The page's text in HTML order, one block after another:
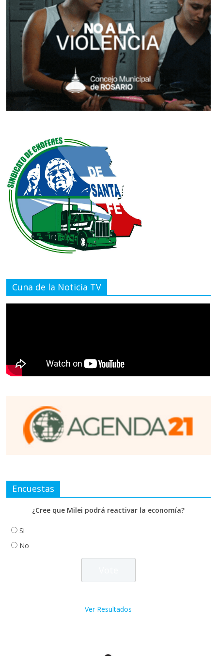
Cuna de la Noticia TV
Encuestas
¿Cree que Milei podrá reactivar la economía?
Si
No
Ver Resultados